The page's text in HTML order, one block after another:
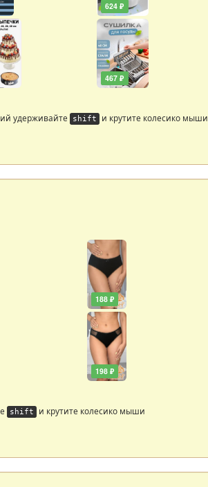
624 ₽
467 ₽
удерживайте shift и крутите колесико мыши
188 ₽
198 ₽
shift и крутите колесико мыши